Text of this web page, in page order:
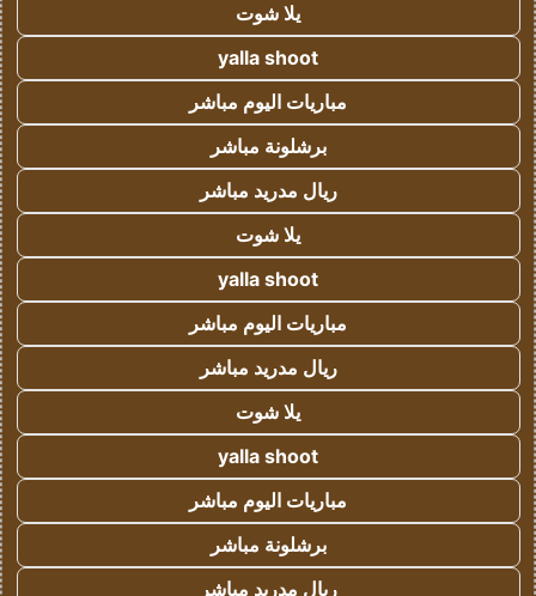
يلا شوت
yalla shoot
مباريات اليوم مباشر
برشلونة مباشر
ريال مدريد مباشر
يلا شوت
yalla shoot
مباريات اليوم مباشر
ريال مدريد مباشر
يلا شوت
yalla shoot
مباريات اليوم مباشر
برشلونة مباشر
ريال مدريد مباشر